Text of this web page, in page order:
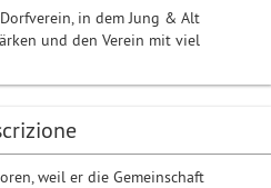
in dem Jung & Alt
und den Verein mit viel
weil er die Gemeinschaft